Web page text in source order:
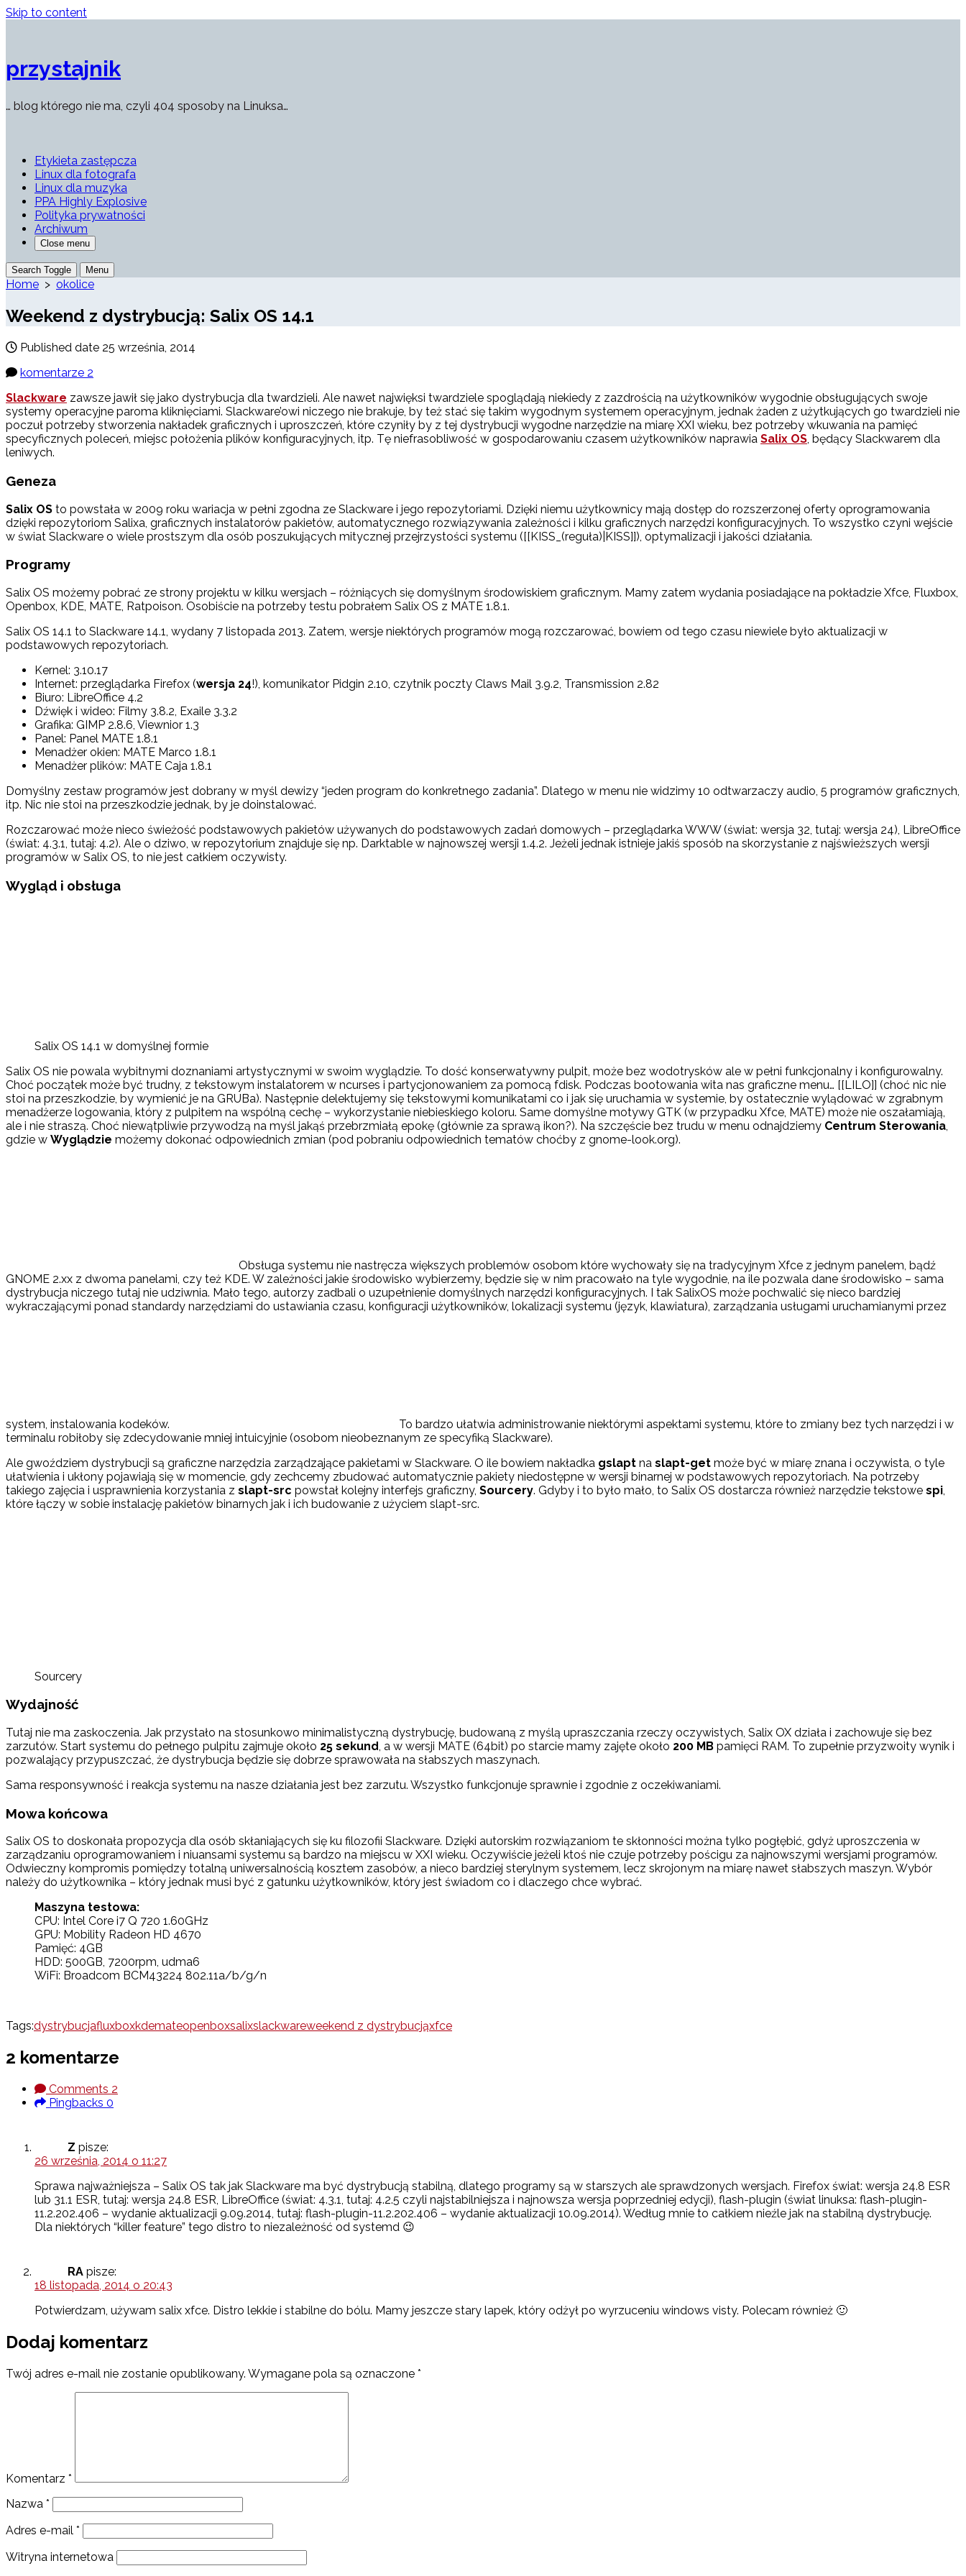
Skip to content
przystajnik
… blog którego nie ma, czyli 404 sposoby na Linuksa…
Etykieta zastępcza
Linux dla fotografa
Linux dla muzyka
PPA Highly Explosive
Polityka prywatności
Archiwum
Close menu
Search Toggle Menu
Home > okolice
Weekend z dystrybucją: Salix OS 14.1
Published date 25 września, 2014
komentarze 2
Slackware zawsze jawił się jako dystrybucja dla twardzieli. Ale nawet najwięksi twardziele spoglądają niekiedy z zazdrością na użytkowników wygodnie obsługujących swoje
systemy operacyjne paroma kliknięciami. Slackware’owi niczego nie brakuje, by też stać się takim wygodnym systemem operacyjnym, jednak żaden z użytkujących go twardzieli nie
poczuł potrzeby stworzenia nakładek graficznych i uproszczeń, które czyniły by z tej dystrybucji wygodne narzędzie na miarę XXI wieku, bez potrzeby wkuwania na pamięć
specyficznych poleceń, miejsc położenia plików konfiguracyjnych, itp. Tę niefrasobliwość w gospodarowaniu czasem użytkowników naprawia Salix OS, będący Slackwarem dla
leniwych.
Geneza
Salix OS to powstała w 2009 roku wariacja w pełni zgodna ze Slackware i jego repozytoriami. Dzięki niemu użytkownicy mają dostęp do rozszerzonej oferty oprogramowania
dzięki repozytoriom Salixa, graficznych instalatorów pakietów, automatycznego rozwiązywania zależności i kilku graficznych narzędzi konfiguracyjnych. To wszystko czyni wejście
w świat Slackware o wiele prostszym dla osób poszukujących mitycznej przejrzystości systemu ([[KISS_(reguła)|KISS]]), optymalizacji i jakości działania.
Programy
Salix OS możemy pobrać ze strony projektu w kilku wersjach – różniących się domyślnym środowiskiem graficznym. Mamy zatem wydania posiadające na pokładzie Xfce, Fluxbox,
Openbox, KDE, MATE, Ratpoison. Osobiście na potrzeby testu pobrałem Salix OS z MATE 1.8.1.
Salix OS 14.1 to Slackware 14.1, wydany 7 listopada 2013. Zatem, wersje niektórych programów mogą rozczarować, bowiem od tego czasu niewiele było aktualizacji w
podstawowych repozytoriach.
Kernel: 3.10.17
Internet: przeglądarka Firefox (wersja 24!), komunikator Pidgin 2.10, czytnik poczty Claws Mail 3.9.2, Transmission 2.82
Biuro: LibreOffice 4.2
Dźwięk i wideo: Filmy 3.8.2, Exaile 3.3.2
Grafika: GIMP 2.8.6, Viewnior 1.3
Panel: Panel MATE 1.8.1
Menadżer okien: MATE Marco 1.8.1
Menadżer plików: MATE Caja 1.8.1
Domyślny zestaw programów jest dobrany w myśl dewizy “jeden program do konkretnego zadania”. Dlatego w menu nie widzimy 10 odtwarzaczy audio, 5 programów graficznych,
itp. Nic nie stoi na przeszkodzie jednak, by je doinstalować.
Rozczarować może nieco świeżość podstawowych pakietów używanych do podstawowych zadań domowych – przeglądarka WWW (świat: wersja 32, tutaj: wersja 24), LibreOffice
(świat: 4.3.1, tutaj: 4.2). Ale o dziwo, w repozytorium znajduje się np. Darktable w najnowszej wersji 1.4.2. Jeżeli jednak istnieje jakiś sposób na skorzystanie z najświeższych wersji
programów w Salix OS, to nie jest całkiem oczywisty.
Wygląd i obsługa
Salix OS 14.1 w domyślnej formie
Salix OS nie powala wybitnymi doznaniami artystycznymi w swoim wyglądzie. To dość konserwatywny pulpit, może bez wodotrysków ale w pełni funkcjonalny i konfigurowalny.
Choć początek może być trudny, z tekstowym instalatorem w ncurses i partycjonowaniem za pomocą fdisk. Podczas bootowania wita nas graficzne menu… [[LILO]] (choć nic nie
stoi na przeszkodzie, by wymienić je na GRUBa). Następnie delektujemy się tekstowymi komunikatami co i jak się uruchamia w systemie, by ostatecznie wylądować w zgrabnym
menadżerze logowania, który z pulpitem na wspólną cechę – wykorzystanie niebieskiego koloru. Same domyślne motywy GTK (w przypadku Xfce, MATE) może nie oszałamiają,
ale i nie straszą. Choć niewątpliwie przywodzą na myśl jakąś przebrzmiałą epokę (głównie za sprawą ikon?). Na szczęście bez trudu w menu odnajdziemy Centrum Sterowania
gdzie w Wyglądzie możemy dokonać odpowiednich zmian (pod pobraniu odpowiednich tematów choćby z gnome-look.org).
Obsługa systemu nie nastręcza większych problemów osobom które wychowały się na tradycyjnym Xfce z jednym panelem, bądź
GNOME 2.xx z dwoma panelami, czy też KDE. W zależności jakie środowisko wybierzemy, będzie się w nim pracowało na tyle wygodnie, na ile pozwala dane środowisko – sama
dystrybucja niczego tutaj nie udziwnia. Mało tego, autorzy zadbali o uzupełnienie domyślnych narzędzi konfiguracyjnych. I tak SalixOS może pochwalić się nieco bardziej
wykraczającymi ponad standardy narzędziami do ustawiania czasu, konfiguracji użytkowników, lokalizacji systemu (język, klawiatura), zarządzania usługami uruchamianymi przez
system, instalowania kodeków.
To bardzo ułatwia administrowanie niektórymi aspektami systemu, które to zmiany bez tych narzędzi i w
terminalu robiłoby się zdecydowanie mniej intuicyjnie (osobom nieobeznanym ze specyfiką Slackware).
Ale gwoździem dystrybucji są graficzne narzędzia zarządzające pakietami w Slackware. O ile bowiem nakładka gslapt na slapt-get może być w miarę znana i oczywista, o tyle
ułatwienia i ukłony pojawiają się w momencie, gdy zechcemy zbudować automatycznie pakiety niedostępne w wersji binarnej w podstawowych repozytoriach. Na potrzeby
takiego zajęcia i usprawnienia korzystania z slapt-src powstał kolejny interfejs graficzny, Sourcery. Gdyby i to było mało, to Salix OS dostarcza również narzędzie tekstowe spi
które łączy w sobie instalację pakietów binarnych jak i ich budowanie z użyciem slapt-src.
Sourcery
Wydajność
Tutaj nie ma zaskoczenia. Jak przystało na stosunkowo minimalistyczną dystrybucję, budowaną z myślą upraszczania rzeczy oczywistych, Salix OX działa i zachowuje się bez
zarzutów. Start systemu do pełnego pulpitu zajmuje około 25 sekund, a w wersji MATE (64bit) po starcie mamy zajęte około 200 MB pamięci RAM. To zupełnie przyzwoity wynik i
pozwalający przypuszczać, że dystrybucja będzie się dobrze sprawowała na słabszych maszynach.
Sama responsywność i reakcja systemu na nasze działania jest bez zarzutu. Wszystko funkcjonuje sprawnie i zgodnie z oczekiwaniami.
Mowa końcowa
Salix OS to doskonała propozycja dla osób skłaniających się ku filozofii Slackware. Dzięki autorskim rozwiązaniom te skłonności można tylko pogłębić, gdyż uproszczenia w
zarządzaniu oprogramowaniem i niuansami systemu są bardzo na miejscu w XXI wieku. Oczywiście jeżeli ktoś nie czuje potrzeby pościgu za najnowszymi wersjami programów.
Odwieczny kompromis pomiędzy totalną uniwersalnością kosztem zasobów, a nieco bardziej sterylnym systemem, lecz skrojonym na miarę nawet słabszych maszyn. Wybór
należy do użytkownika – który jednak musi być z gatunku użytkowników, który jest świadom co i dlaczego chce wybrać.
Maszyna testowa:
CPU: Intel Core i7 Q 720 1.60GHz
GPU: Mobility Radeon HD 4670
Pamięć: 4GB
HDD: 500GB, 7200rpm, udma6
WiFi: Broadcom BCM43224 802.11a/b/g/n
Tags:dystrybucjafluxboxkdemateopenboxsalixslackwareweekend z dystrybucjąxfce
2 komentarze
Comments 2
Pingbacks 0
Z pisze:
26 września, 2014 o 11:27
Sprawa najważniejsza – Salix OS tak jak Slackware ma być dystrybucją stabilną, dlatego programy są w starszych ale sprawdzonych wersjach. Firefox świat: wersja 24.8 ESR
lub 31.1 ESR, tutaj: wersja 24.8 ESR, LibreOffice (świat: 4.3.1, tutaj: 4.2.5 czyli najstabilniejsza i najnowsza wersja poprzedniej edycji), flash-plugin (świat linuksa: flash-plugin-
11.2.202.406 – wydanie aktualizacji 9.09.2014, tutaj: flash-plugin-11.2.202.406 – wydanie aktualizacji 10.09.2014). Według mnie to całkiem nieźle jak na stabilną dystrybucję.
Dla niektórych “killer feature” tego distro to niezależność od systemd 😉
RA pisze:
18 listopada, 2014 o 20:43
Potwierdzam, używam salix xfce. Distro lekkie i stabilne do bólu. Mamy jeszcze stary lapek, który odżył po wyrzuceniu windows visty. Polecam również 🙂
Dodaj komentarz
Twój adres e-mail nie zostanie opublikowany. Wymagane pola są oznaczone *
Komentarz *
Nazwa *
Adres e-mail *
Witryna internetowa